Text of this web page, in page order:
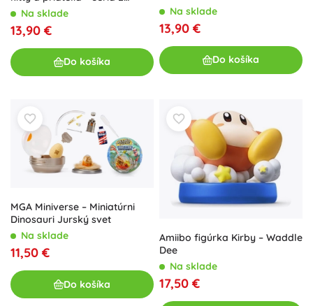
kreatívny mini set
Na sklade
13,90 €
Do košíka
Na sklade
13,90 €
Do košíka
MGA Miniverse – Miniatúrni
Dinosauri Jurský svet
Na sklade
11,50 €
Do košíka
Amiibo figúrka Kirby – Waddle
Dee
Na sklade
17,50 €